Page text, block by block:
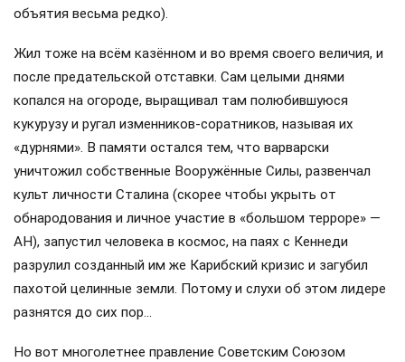
объятия весьма редко).
Жил тоже на всём казённом и во время своего величия, и
после предательской отставки. Сам целыми днями
копался на огороде, выращивал там полюбившуюся
кукурузу и ругал изменников-соратников, называя их
«дурнями». В памяти остался тем, что варварски
уничтожил собственные Вооружённые Силы, развенчал
культ личности Сталина (скорее чтобы укрыть от
обнародования и личное участие в «большом терроре» —
АН), запустил человека в космос, на паях с Кеннеди
разрулил созданный им же Карибский кризис и загубил
пахотой целинные земли. Потому и слухи об этом лидере
разнятся до сих пор…
Но вот многолетнее правление Советским Союзом